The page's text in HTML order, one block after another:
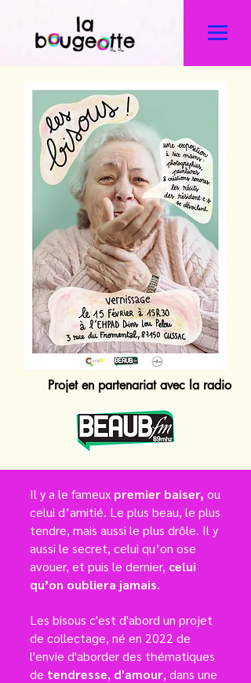
Projet en partenariatavec la radio
Il y a le fameux premier baiser, ou
celui d’amitié. Le plus beau, le plus
tendre, mais aussi le plus drôle. Il y
aussi le secret, celui qu’on ose
avouer, et puis le dernier, celui
qu’on oubliera jamais.
Les bisous c'est d'abord un projet
de collectage, né en 2022 de
l'envie d'aborder des thématiques
de tendresse, d'amour, dans une